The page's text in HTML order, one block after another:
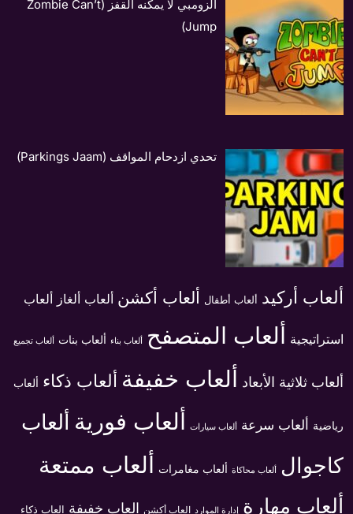
الزومبي لا يمكنه القفز (Zombie Can’t
Jump)
تحدي ازدحام المواقف (Parkings Jaam)
ألعاب أركيد ألعاب أطفال ألعاب أكشن ألعاب ألغاز ألعاب
استراتيجية ألعاب المتصفح ألعاب بناء ألعاب بنات ألعاب تجميع
ألعاب ثلاثية الأبعاد ألعاب خفيفة ألعاب ذكاء ألعاب
رياضية ألعاب سرعة ألعاب سيارات ألعاب فورية ألعاب
كاجوال ألعاب محاكاة ألعاب مغامرات ألعاب ممتعة
ألعاب مهارة إدارة الموارد العاب أكشن العاب خفيفة العاب ذكاء